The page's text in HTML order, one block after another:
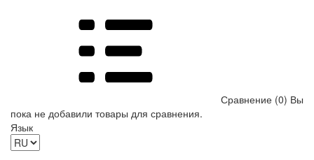
Сравнение (0) Вы
пока не добавили товары для сравнения.
Язык